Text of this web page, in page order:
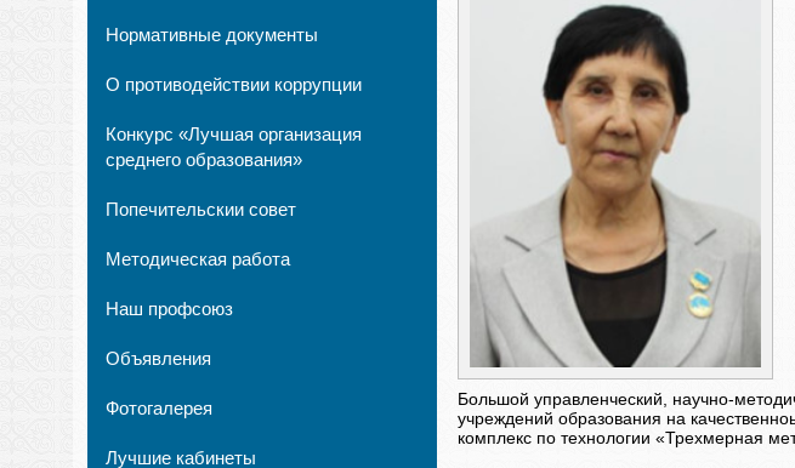
Нормативные документы
О противодействии коррупции
Конкурс «Лучшая организация
среднего образования»
Попечительскии совет
Методическая работа
Наш профсоюз
Объявления
Фотогалерея
Лучшие кабинеты
Большой управленческий, научно-
учреждений образования на
комплекс по технологии «Трехмерная